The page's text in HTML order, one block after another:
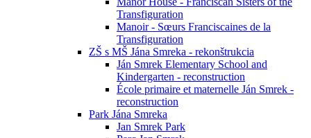
Transfiguration
Manoir - Sœurs Franciscaines de la
Transfiguration
ZŠ s MŠ Jána Smreka - rekonštrukcia
Ján Smrek Elementary School and
Kindergarten - reconstruction
École primaire et maternelle Ján Smrek -
reconstruction
Park Jána Smreka
Jan Smrek Park